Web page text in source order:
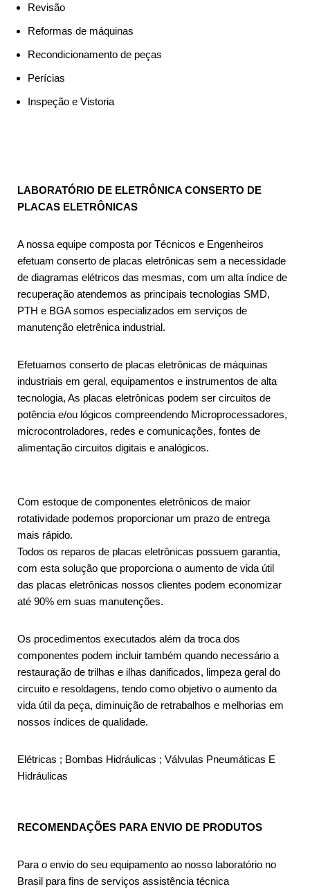
Revisão
Reformas de máquinas
Recondicionamento de peças
Perícias
Inspeção e Vistoria
LABORATÓRIO DE ELETRÔNICA CONSERTO DE
PLACAS ELETRÔNICAS
A nossa equipe composta por Técnicos e Engenheiros
efetuam conserto de placas eletrônicas sem a necessidade
de diagramas elétricos das mesmas, com um alta índice de
recuperação atendemos as principais tecnologias SMD,
PTH e BGA somos especializados em serviços de
manutenção eletrênica industrial.
Efetuamos conserto de placas eletrônicas de máquinas
industriais em geral, equipamentos e instrumentos de alta
tecnologia, As placas eletrônicas podem ser circuitos de
potência e/ou lógicos compreendendo Microprocessadores,
microcontroladores, redes e comunicações, fontes de
alimentação circuitos digitais e analógicos.
Com estoque de componentes eletrônicos de maior
rotatividade podemos proporcionar um prazo de entrega
mais rápido.
Todos os reparos de placas eletrônicas possuem garantia,
com esta solução que proporciona o aumento de vida útil
das placas eletrônicas nossos clientes podem economizar
até 90% em suas manutenções.
Os procedimentos executados além da troca dos
componentes podem incluir também quando necessário a
restauração de trilhas e ilhas danificados, limpeza geral do
circuito e resoldagens, tendo como objetivo o aumento da
vida útil da peça, diminuição de retrabalhos e melhorias em
nossos índices de qualidade.
Elétricas ; Bombas Hidráulicas ; Válvulas Pneumáticas E
Hidráulicas
RECOMENDAÇÕES PARA ENVIO DE PRODUTOS
Para o envio do seu equipamento ao nosso laboratório no
Brasil para fins de serviços assistência técnica